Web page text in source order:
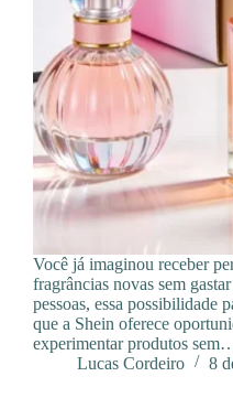
Você já imaginou receber
fragrâncias novas sem
pessoas, essa possibilidade
que a Shein oferece
experimentar produtos
Lucas Cordeiro
8